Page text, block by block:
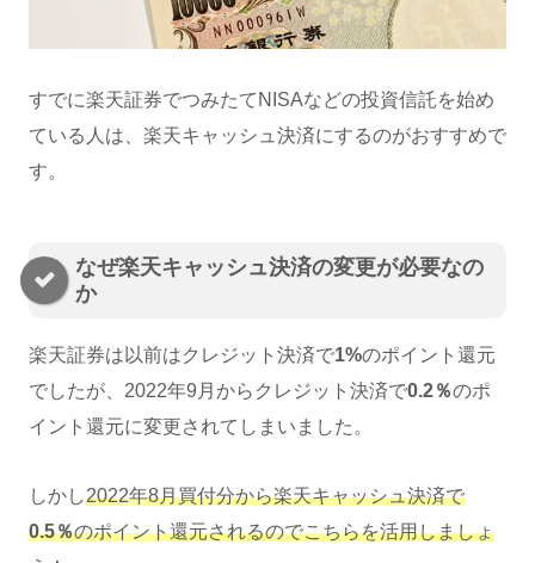
すでに楽天証券でつみたてNISAなどの投資信託を始め
ている人は、楽天キャッシュ決済にするのがおすすめで
す。
なぜ楽天キャッシュ決済の変更が必要なの
か
楽天証券は以前はクレジット決済で1%のポイント還元
でしたが、2022年9月からクレジット決済で0.2％のポ
イント還元に変更されてしまいました。
しかし2022年8月買付分から楽天キャッシュ決済で
0.5％のポイント還元されるのでこちらを活用しましょ